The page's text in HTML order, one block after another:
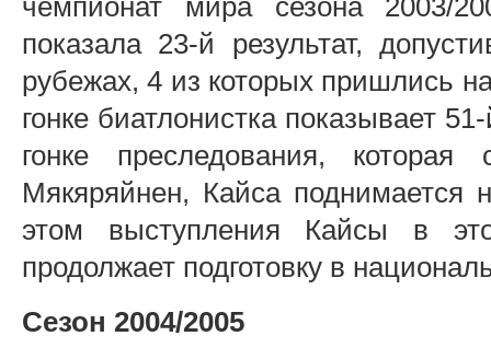
чемпионат мира сезона 2003/
показала 23-й результат,
рубежах, 4 из которых пришлись
гонке биатлонистка показывает
гонке преследования,
Мякяряйнен, Кайса
этом выступления Кайсы в
продолжает подготовку в
Сезон 2004/2005